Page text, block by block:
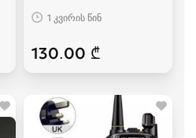
1 კვირის წინ
130.00 ₾